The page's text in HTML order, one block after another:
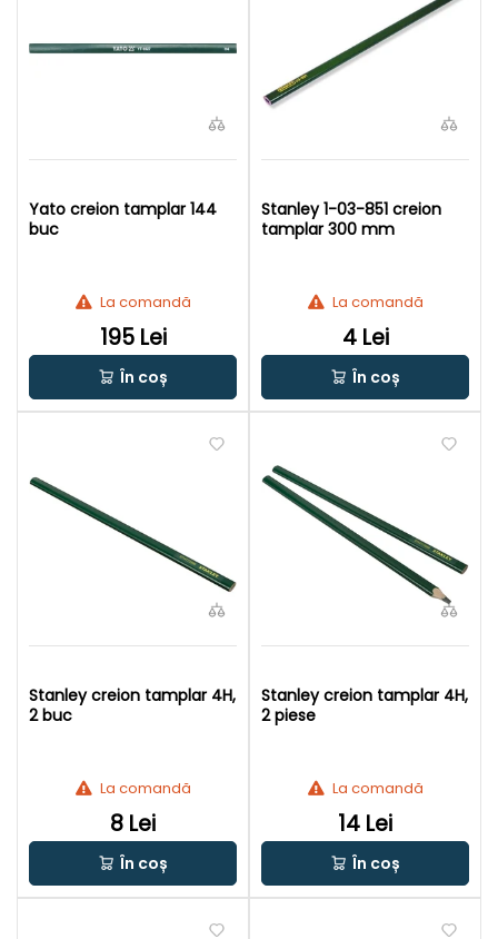
Yato creion tamplar 144
buc
La comandă
195 Lei
În coș
Stanley 1-03-851 creion
tamplar 300 mm
La comandă
4 Lei
În coș
Stanley creion tamplar 4H,
2 buc
La comandă
8 Lei
În coș
Stanley creion tamplar 4H,
2 piese
La comandă
14 Lei
În coș